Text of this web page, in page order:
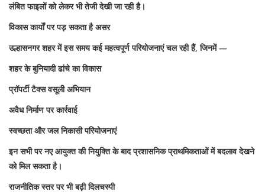
लंबित फाइलों को लेकर भी तेजी देखी जा रही है।
विकास कार्यों पर पड़ सकता है असर
उल्हासनगर शहर में इस समय कई महत्वपूर्ण परियोजनाएं चल रही हैं, जिनमें —
शहर के बुनियादी ढांचे का विकास
प्रॉपर्टी टैक्स वसूली अभियान
अवैध निर्माण पर कार्रवाई
स्वच्छता और जल निकासी परियोजनाएं
इन सभी पर नए आयुक्त की नियुक्ति के बाद प्रशासनिक प्राथमिकताओं में बदलाव देखने
को मिल सकता है।
राजनीतिक स्तर पर भी बढ़ी दिलचस्पी